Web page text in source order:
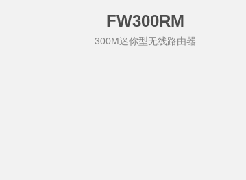
FW300RM
300M迷你型无线路由器